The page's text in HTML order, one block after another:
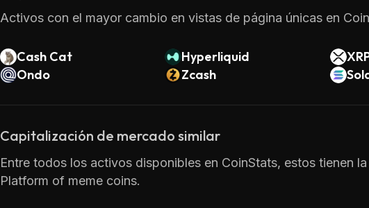
Activos con el mayor cambio en vistas de página únicas en
Cash Cat Hyperliquid
Ondo
Zcash
Capitalización de mercado similar
Entre todos los activos disponibles en CoinStats, estos tienen
Platform of meme coins.